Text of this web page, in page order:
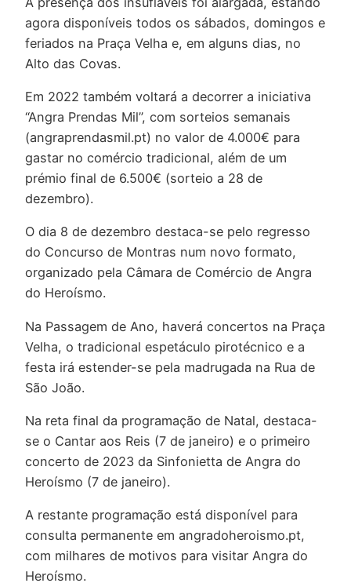
agora disponíveis todos os sábados, domingos e
feriados na Praça Velha e, em alguns dias, no
Alto das Covas.
Em 2022 também voltará a decorrer a iniciativa
“Angra Prendas Mil”, com sorteios semanais
(angraprendasmil.pt) no valor de 4.000€ para
gastar no comércio tradicional, além de um
prémio final de 6.500€ (sorteio a 28 de
dezembro).
O dia 8 de dezembro destaca-se pelo regresso
do Concurso de Montras num novo formato,
organizado pela Câmara de Comércio de Angra
do Heroísmo.
Na Passagem de Ano, haverá concertos na Praça
Velha, o tradicional espetáculo pirotécnico e a
festa irá estender-se pela madrugada na Rua de
São João.
Na reta final da programação de Natal, destaca-
se o Cantar aos Reis (7 de janeiro) e o primeiro
concerto de 2023 da Sinfonietta de Angra do
Heroísmo (7 de janeiro).
A restante programação está disponível para
consulta permanente em angradoheroismo.pt,
com milhares de motivos para visitar Angra do
Heroísmo.